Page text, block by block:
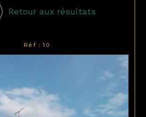
Retour aux résultats
Réf : 10